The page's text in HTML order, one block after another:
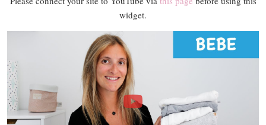
widget.